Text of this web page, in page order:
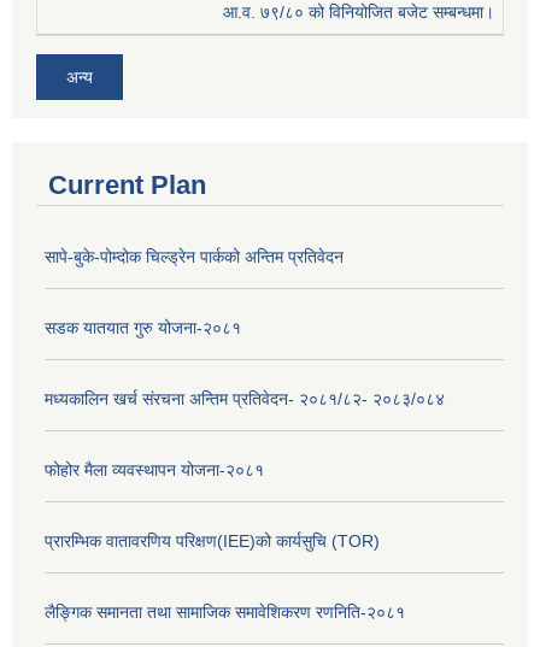
आ.व. ७९/८० को विनियोजित बजेट सम्बन्धमा।
अन्य
Current Plan
सापे-बुके-पोम्दोक चिल्ड्रेन पार्कको अन्तिम प्रतिवेदन
सडक यातयात गुरु योजना-२०८१
मध्यकालिन खर्च संरचना अन्तिम प्रतिवेदन- २०८१/८२- २०८३/०८४
फोहोर मैला व्यवस्थापन योजना-२०८१
प्रारम्भिक वातावरणिय परिक्षण(IEE)को कार्यसुचि (TOR)
लैङ्‍गिक समानता तथा सामाजिक समावेशिकरण रणनिति-२०८१